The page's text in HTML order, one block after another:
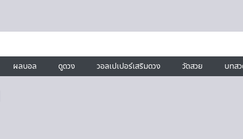
ผลบอล ดูดวง วอลเปเปอร์เสริมดวง วัดสวย บทส